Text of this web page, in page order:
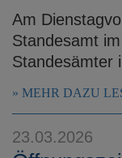
Am
Standesamt
Standesämter
MEHR DAZU
23.03.2026